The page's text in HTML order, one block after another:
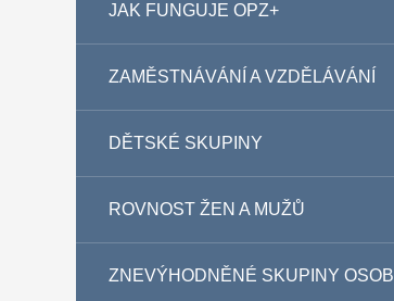
JAK FUNGUJE OPZ+
ZAMĚSTNÁVÁNÍ A VZDĚLÁVÁNÍ
DĚTSKÉ SKUPINY
ROVNOST ŽEN A MUŽŮ
ZNEVÝHODNĚNÉ SKUPINY OSOB